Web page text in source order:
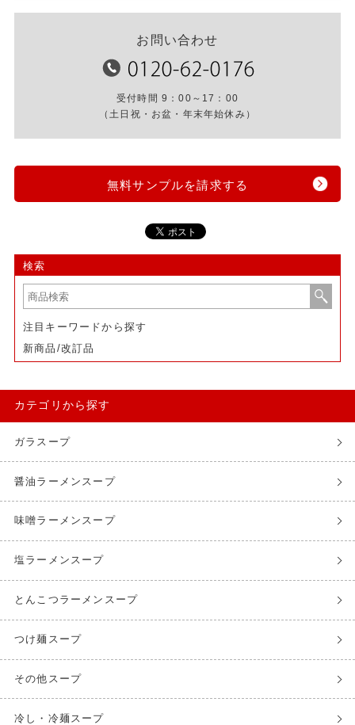
お問い合わせ
受付時間 9：00～17：00
（土日祝・お盆・年末年始休み）
無料サンプルを請求する
検索
注目キーワードから探す
新商品/改訂品
カテゴリから探す
ガラスープ
醤油ラーメンスープ
味噌ラーメンスープ
塩ラーメンスープ
とんこつラーメンスープ
つけ麺スープ
その他スープ
冷し・冷麺スープ